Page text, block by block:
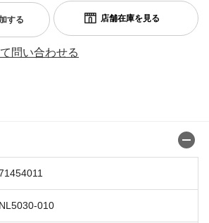
する
問い合わせる
NL5030-010